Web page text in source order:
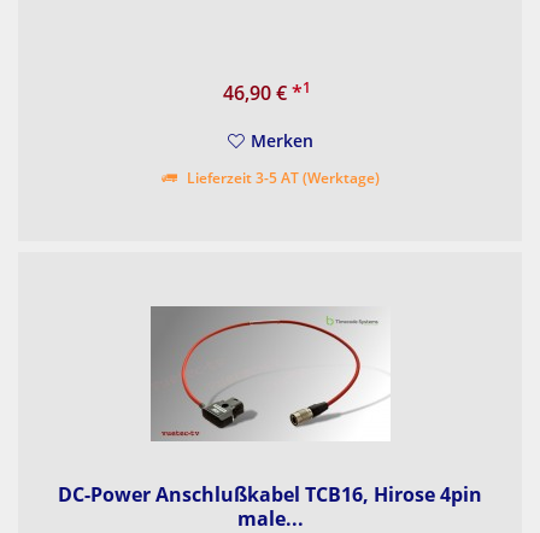
46,90 €*1
Merken
Lieferzeit 3-5 AT (Werktage)
DC-Power Anschlußkabel TCB16, Hirose 4pin
male...